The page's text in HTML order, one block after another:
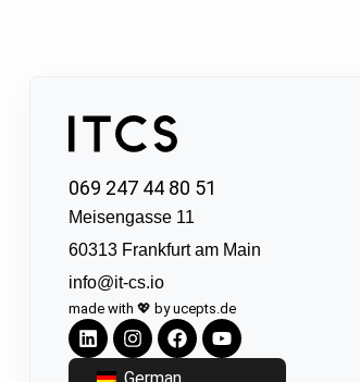
069 247 44 80 51
Meisengasse 11
60313 Frankfurt am Main
info@it-cs.io
made with 💖 by ucepts.de